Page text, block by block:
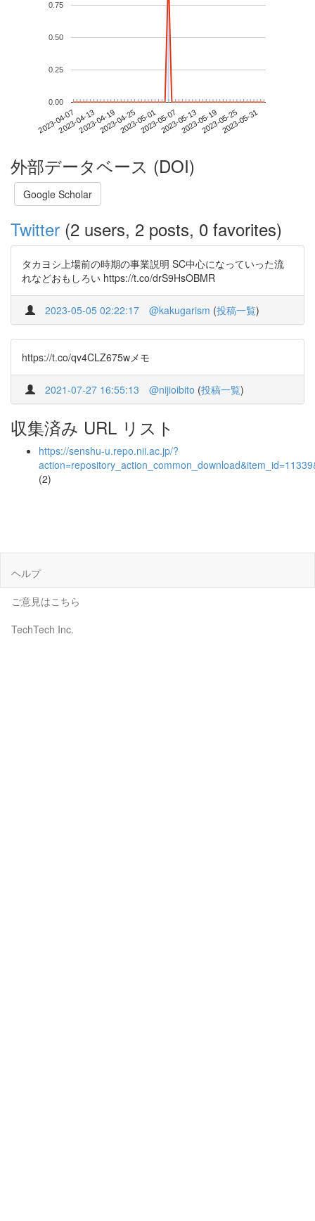
2023-04-072023-04-132023-04-192023-04-252023-05-012023-05-072023-05-132023-05-192023-05-252023-05-31
0.00
0.25
0.50
0.75
外部データベース (DOI)
Google Scholar
Twitter (2 users, 2 posts, 0 favorites)
タカヨシ上場前の時期の事業説明 SC中心になっていった流
れなどおもしろい https://t.co/drS9HsOBMR
2023-05-05 02:22:17 @kakugarism (投稿一覧)
https://t.co/qv4CLZ675wメモ
2021-07-27 16:55:13 @nijioibito (投稿一覧)
収集済み URL リスト
https://senshu-u.repo.nii.ac.jp/?
(2)
ヘルプ
ご意見はこちら
TechTech Inc.